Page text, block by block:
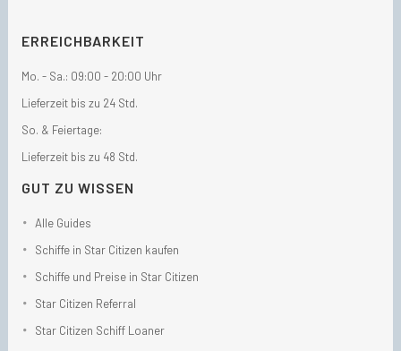
ERREICHBARKEIT
Mo. - Sa.: 09:00 - 20:00 Uhr
Lieferzeit bis zu 24 Std.
So. & Feiertage:
Lieferzeit bis zu 48 Std.
GUT ZU WISSEN
Alle Guides
Schiffe in Star Citizen kaufen
Schiffe und Preise in Star Citizen
Star Citizen Referral
Star Citizen Schiff Loaner